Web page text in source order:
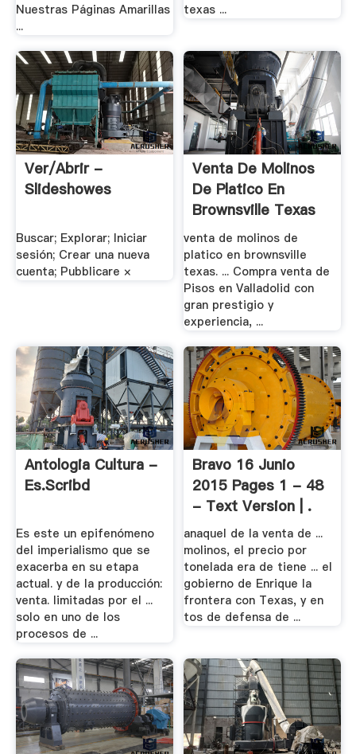
Nuestras Páginas Amarillas
...
texas ...
Ver/Abrir -
Slideshowes
Buscar; Explorar; Iniciar
sesión; Crear una nueva
cuenta; Pubblicare ×
Venta De Molinos
De Platico En
Brownsville Texas
venta de molinos de
platico en brownsville
texas. ... Compra venta de
Pisos en Valladolid con
gran prestigio y
experiencia, ...
Antologia Cultura -
Es.scribd
Es este un epifenómeno
del imperialismo que se
exacerba en su etapa
actual. y de la producción:
venta. limitadas por el ...
solo en uno de los
procesos de ...
Bravo 16 Junio
2015 Pages 1 - 48
- Text Version | .
anaquel de la venta de ...
molinos, el precio por
tonelada era de tiene ... el
gobierno de Enrique la
frontera con Texas, y en
tos de defensa de ...